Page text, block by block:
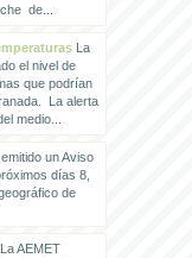
de...
La
el nivel de
que podrían
La alerta
medio...
un Aviso
días 8,
de
AEMET